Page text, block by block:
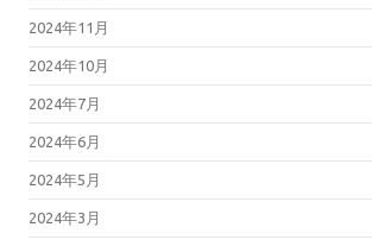
2024年11月
2024年10月
2024年7月
2024年6月
2024年5月
2024年3月